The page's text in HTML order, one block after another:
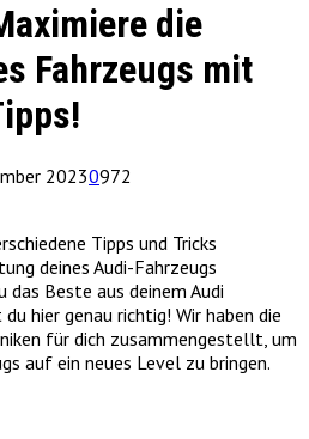
die
Fahrzeugs mit
20230972
Tipps und Tricks
deines Audi-Fahrzeugs
das Beste aus deinem Audi
hier genau richtig! Wir haben die
für dich zusammengestellt, um
auf ein neues Level zu bringen.